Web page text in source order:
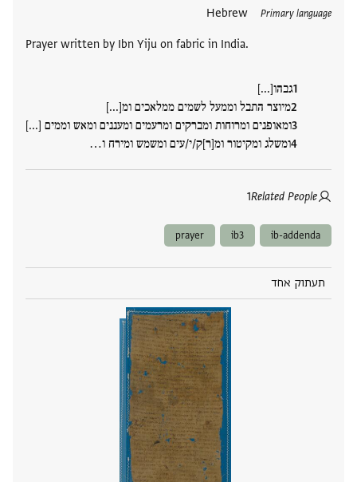
Primary language
Hebrew
Prayer written by Ibn Yiju on fabric in India.
גבהו[...]
מיוצר התבל וממעל לשמים ממלאכים ומ[...]
ומאופנים ומרוחות ומברקים ומרעמים ומעננים ומאש וממים [...]
ומשלג ומקיטור ומ[ר]ק/י/עים ומשמש ומירח ו‮…
Related People
1
תגים
ib-addenda
ib3
prayer
תעתוק אחד